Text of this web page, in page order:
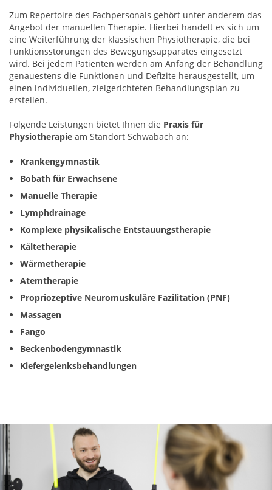
Zum Repertoire des Fachpersonals gehört unter anderem das
Angebot der manuellen Therapie. Hierbei handelt es sich um
eine Weiterführung der klassischen Physiotherapie, die bei
Funktionsstörungen des Bewegungsapparates eingesetzt
wird. Bei jedem Patienten werden am Anfang der Behandlung
genauestens die Funktionen und Defizite herausgestellt, um
einen individuellen, zielgerichteten Behandlungsplan zu
erstellen.
Folgende Leistungen bietet Ihnen die Praxis für
Physiotherapie am Standort Schwabach an:
Krankengymnastik
Bobath für Erwachsene
Manuelle Therapie
Lymphdrainage
Komplexe physikalische Entstauungstherapie
Kältetherapie
Wärmetherapie
Atemtherapie
Propriozeptive Neuromuskuläre Fazilitation (PNF)
Massagen
Fango
Beckenbodengymnastik
Kiefergelenksbehandlungen